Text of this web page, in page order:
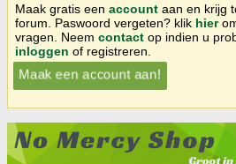
Maak gratis een account aan en krijg
forum. Paswoord vergeten? klik hier
vragen. Neem contact op indien u
inloggen of registreren.
Maak een account aan!